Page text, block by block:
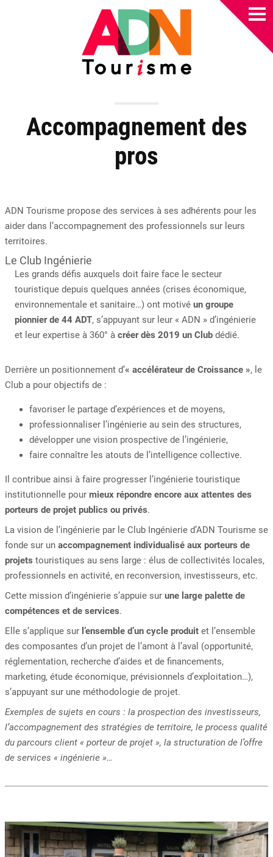
Accompagnement des
pros
ADN Tourisme propose des services à ses adhérents pour les
aider dans l’accompagnement des professionnels sur leurs
territoires.
Le Club Ingénierie
Les grands défis auxquels doit faire face le secteur
touristique depuis quelques années (crises économique,
environnementale et sanitaire…) ont motivé un groupe
pionnier de 44 ADT, s’appuyant sur leur « ADN » d’ingénierie
et leur expertise à 360° à créer dès 2019 un Club dédié.
Derrière un positionnement d’« accélérateur de Croissance », le
Club a pour objectifs de :
favoriser le partage d’expériences et de moyens,
professionnaliser l’ingénierie au sein des structures,
développer une vision prospective de l’ingénierie,
faire connaître les atouts de l’intelligence collective.
Il contribue ainsi à faire progresser l’ingénierie touristique
institutionnelle pour mieux répondre encore aux attentes des
porteurs de projet publics ou privés.
La vision de l’ingénierie par le Club Ingénierie d’ADN Tourisme se
fonde sur un accompagnement individualisé aux porteurs de
projets touristiques au sens large : élus de collectivités locales,
professionnels en activité, en reconversion, investisseurs, etc.
Cette mission d’ingénierie s’appuie sur une large palette de
compétences et de services.
Elle s’applique sur l’ensemble d’un cycle produit et l’ensemble
des composantes d’un projet de l’amont à l’aval (opportunité,
réglementation, recherche d’aides et de financements,
marketing, étude économique, prévisionnels d’exploitation…),
s’appuyant sur une méthodologie de projet.
Exemples de sujets en cours : la prospection des investisseurs,
l’accompagnement des stratégies de territoire, le process qualité
du parcours client « porteur de projet », la structuration de l’offre
de services « ingénierie »…